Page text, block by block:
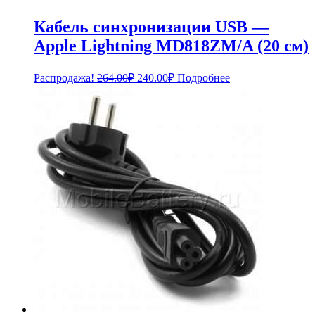
Кабель синхронизации USB —
Apple Lightning MD818ZM/A (20 см)
Распродажа! 264.00₽ Первоначальная
240.00₽Текущая
цена:
Подробнее